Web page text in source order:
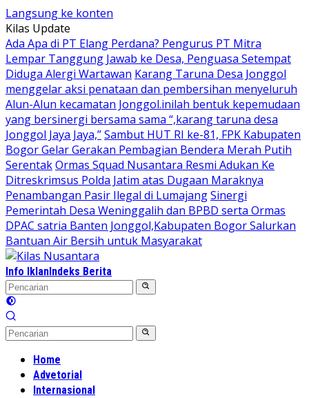
Langsung ke konten
Kilas Update
Ada Apa di PT Elang Perdana? Pengurus PT Mitra
Lempar Tanggung Jawab ke Desa, Penguasa Setempat
Diduga Alergi Wartawan Karang Taruna Desa Jonggol
menggelar aksi penataan dan pembersihan menyeluruh
Alun-Alun kecamatan Jonggol.inilah bentuk kepemudaan
yang bersinergi bersama sama “,karang taruna desa
Jonggol Jaya Jaya,”Sambut HUT RI ke-81, FPK Kabupaten
Bogor Gelar Gerakan Pembagian Bendera Merah Putih
SerentakOrmas Squad Nusantara Resmi Adukan Ke
Ditreskrimsus Polda Jatim atas Dugaan Maraknya
Penambangan Pasir Ilegal di LumajangSinergi
Pemerintah Desa Weninggalih dan BPBD serta Ormas
DPAC satria Banten Jonggol,Kabupaten Bogor Salurkan
Bantuan Air Bersih untuk Masyarakat
Info IklanIndeks Berita
Home
Advetorial
Internasional